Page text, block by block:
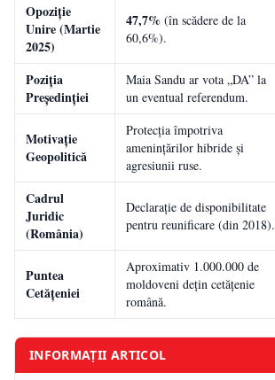
Opoziție
Unire (Martie
2025)
47,7% (în scădere de la
60,6%).
Poziția
Președinției
Maia Sandu ar vota „DA” la
un eventual referendum.
Motivație
Geopolitică
Protecția împotriva
amenințărilor hibride și
agresiunii ruse.
Cadrul
Juridic
(România)
Declarație de disponibilitate
pentru reunificare (din 2018).
Puntea
Cetățeniei
Aproximativ 1.000.000 de
moldoveni dețin cetățenie
română.
INFORMAȚII ARTICOL